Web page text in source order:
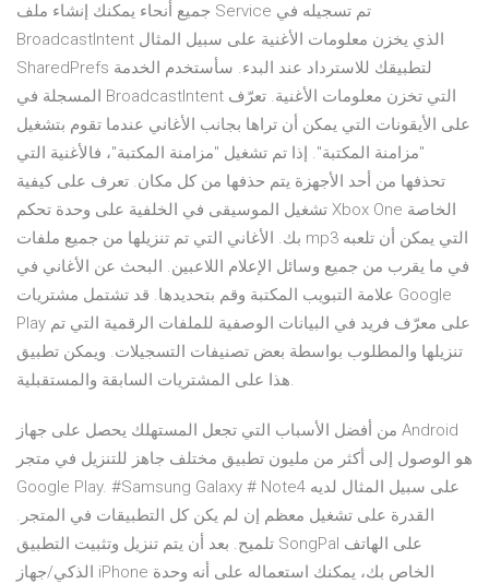
جميع أنحاء يمكنك إنشاء ملف Service تم تسجيله في
BroadcastIntent الذي يخزن معلومات الأغنية على سبيل المثال
SharedPrefs لتطبيقك للاسترداد عند البدء. سأستخدم الخدمة
المسجلة في BroadcastIntent التي تخزن معلومات الأغنية. تعرّف
على الأيقونات التي يمكن أن تراها بجانب الأغاني عندما تقوم بتشغيل
"مزامنة المكتبة". إذا تم تشغيل "مزامنة المكتبة"، فالأغنية التي
تحذفها من أحد الأجهزة يتم حذفها من كل مكان. تعرف على كيفية
تشغيل الموسيقى في الخلفية على وحدة تحكم Xbox One الخاصة
بك. الأغاني التي تم تنزيلها من جميع ملفات mp3 التي يمكن أن تلعبه
في ما يقرب من جميع وسائل الإعلام اللاعبين. البحث عن الأغاني في
علامة التبويب المكتبة وقم بتحديدها. قد تشتمل مشتريات Google
Play على معرّف فريد في البيانات الوصفية للملفات الرقمية التي تم
تنزيلها والمطلوب بواسطة بعض تصنيفات التسجيلات. ويمكن تطبيق
هذا على المشتريات السابقة والمستقبلية.
من أفضل الأسباب التي تجعل المستهلك يحصل على جهاز Android
هو الوصول إلى أكثر من مليون تطبيق مختلف جاهز للتنزيل في متجر
Google Play. #Samsung Galaxy # Note4 على سبيل المثال لديه
القدرة على تشغيل معظم إن لم يكن كل التطبيقات في المتجر.
تلميح. بعد أن يتم تنزيل وتثبيت التطبيق SongPal على الهاتف
الذكي/جهاز iPhone الخاص بك، يمكنك استعماله على أنه وحدة